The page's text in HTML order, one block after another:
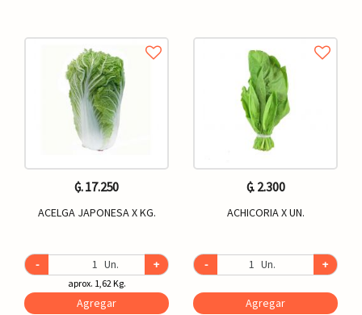
₲. 17.250
ACELGA JAPONESA X KG.
- Un. +
aprox. 1,62 Kg.
Agregar
₲. 2.300
ACHICORIA X UN.
- Un. +
Agregar